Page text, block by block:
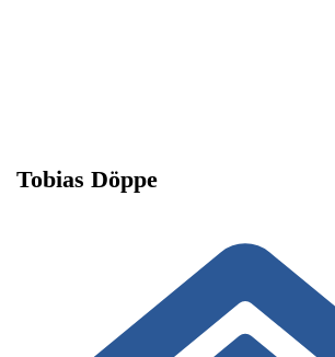
Tobias Döppe